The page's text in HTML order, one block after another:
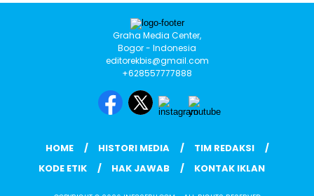
Graha Media Center,
Bogor - Indonesia
editorekbis@gmail.com
+628557777888
HOME HISTORI MEDIA
TIM REDAKSI
KODE ETIK
HAK JAWAB KONTAK IKLAN